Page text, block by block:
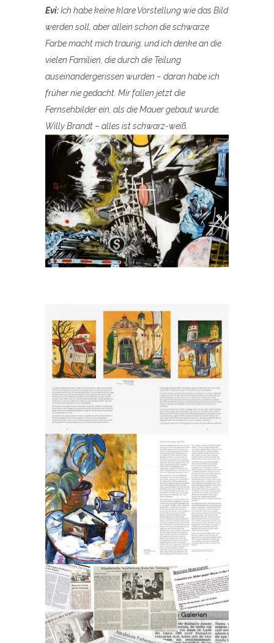
Evi:Ich habe keine klare Vorstellung wie das Bild
werden soll, aber allein schon die schwarze
Farbe macht mich traurig, und ich denke an die
vielen Familien, die durch die Teilung
auseinandergerissen wurden – daran habe ich
früher nie gedacht. Mir fallen jetzt die
Fernsehbilder ein, als die Mauer gebaut wurde.
Willy Brandt – alles ist schwarz-weiß.